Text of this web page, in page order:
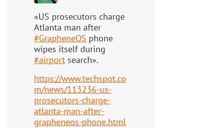
«US prosecutors charge
Atlanta man after
#GrapheneOS phone
wipes itself during
#airport search».
https://www.techspot.co
m/news/113236-us-
prosecutors-charge-
atlanta-man-after-
grapheneos-phone.html